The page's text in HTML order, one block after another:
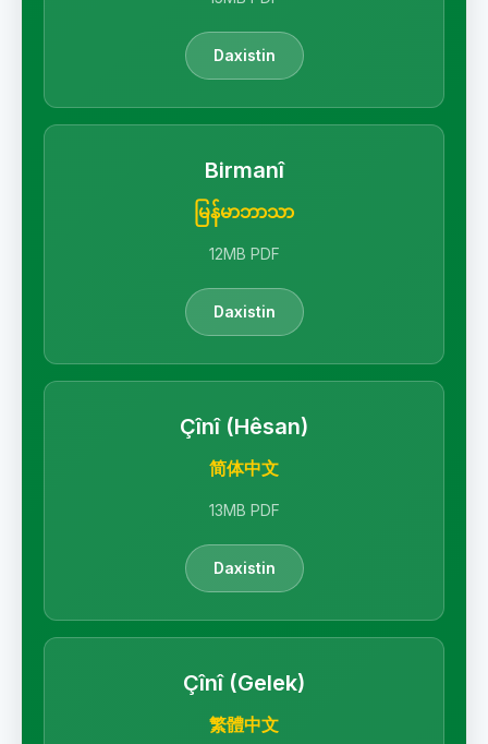
Daxistin
Birmanî
မြန်မာဘာသာ
12MB PDF
Daxistin
Çînî (Hêsan)
简体中文
13MB PDF
Daxistin
Çînî (Gelek)
繁體中文